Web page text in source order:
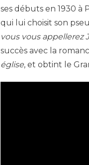
ses débuts en 1930 à
qui lui choisit son
vous vous appellerez
succès avec la
église, et obtint le